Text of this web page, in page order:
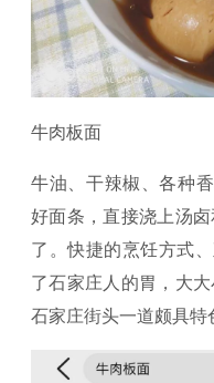
牛肉板面
牛油、干辣椒、各种
好面条，直接浇上汤
了。快捷的烹饪方式
了石家庄人的胃，大
石家庄街头一道颇具特